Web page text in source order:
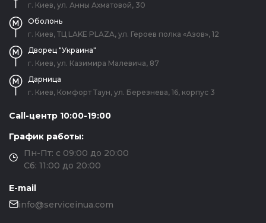
г. Киев, ул. Анны Ахматовой, 30
Оболонь
г. Киев, ТЦ LAKE PLAZA, ул. Героев полка «Азов», 12
Дворец "Украина"
г. Киев, ул. Казимира Малевича, 87
Дарница
г. Киев, Комфорт Таун, ул. Березнева, 16, корпус 3
Call-центр 10:00-19:00
График работы:
Пн-Пт: с 09:00 до 20:00
Сб: 11:00 до 20:00
E-mail
info@serviceinua.com